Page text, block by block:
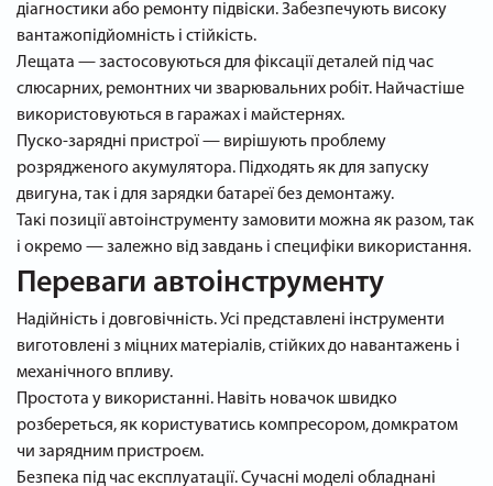
діагностики або ремонту підвіски. Забезпечують високу
вантажопідйомність і стійкість.
Лещата — застосовуються для фіксації деталей під час
слюсарних, ремонтних чи зварювальних робіт. Найчастіше
використовуються в гаражах і майстернях.
Пуско-зарядні пристрої — вирішують проблему
розрядженого акумулятора. Підходять як для запуску
двигуна, так і для зарядки батареї без демонтажу.
Такі позиції автоінструменту замовити можна як разом, так
і окремо — залежно від завдань і специфіки використання.
Переваги автоінструменту
Надійність і довговічність. Усі представлені інструменти
виготовлені з міцних матеріалів, стійких до навантажень і
механічного впливу.
Простота у використанні. Навіть новачок швидко
розбереться, як користуватись компресором, домкратом
чи зарядним пристроєм.
Безпека під час експлуатації. Сучасні моделі обладнані